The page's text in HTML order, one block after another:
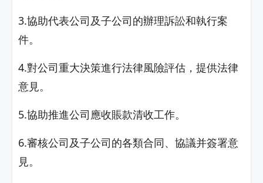
3.協助代表公司及子公司的辦理訴訟和執行案
件。
4.對公司重大決策進行法律風險評估，提供法律
意見。
5.協助推進公司應收賬款清收工作。
6.審核公司及子公司的各類合同、協議并簽署意
見。